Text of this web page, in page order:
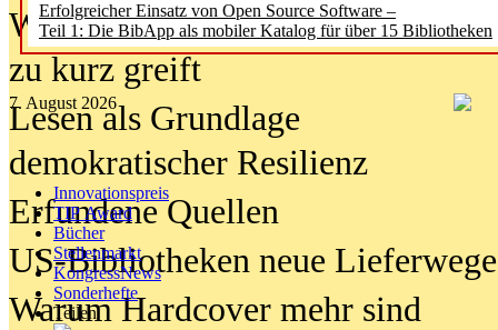
Erfolgreicher Einsatz von Open Source Software –
Teil 1: Die BibApp als mobiler Katalog für über 15 Bibliotheken
7. August 2026
Innovationspreis
TIP Award
Bücher
Stellenmarkt
KongressNews
Sonderhefte
Teilen
Warum die Debatte über KI-Texte
zu kurz greift
Lesen als Grundlage
demokratischer Resilienz
Erfundene Quellen
US-Bibliotheken neue Lieferwege
Warum Hardcover mehr sind